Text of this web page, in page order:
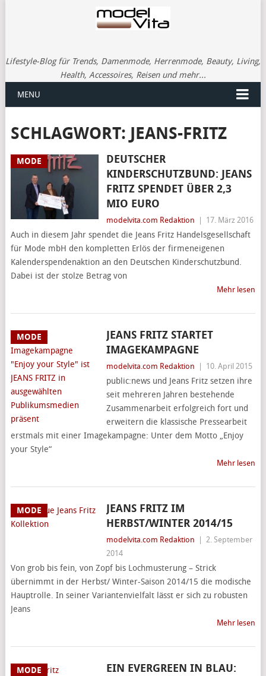
Lifestyle-Blog für Trends, Damenmode, Herrenmode, Beauty, Living,
Health, Accessoires, Reisen und mehr...
MENU
SCHLAGWORT: JEANS-FRITZ
MODE
DEUTSCHER
KINDERSCHUTZBUND: JEANS
FRITZ SPENDET ÜBER 2,3
MIO EURO
modelvita.com Redaktion 17. März 2016
Auch in diesem Jahr spendet die Jeans Fritz Handelsgesellschaft
für Mode mbH den kompletten Erlös der firmeneigenen
Kalenderspendenaktion an den Deutschen Kinderschutzbund.
Dabei ist der stolze Betrag von
Mehr lesen
MODE
JEANS FRITZ STARTET
IMAGEKAMPAGNE
modelvita.com Redaktion 10. April 2015
public:news und Jeans Fritz setzen ihre
seit mehreren Jahren bestehende
Zusammenarbeit erfolgreich fort und
erweitern die klassische Pressearbeit
erstmals mit einer Imagekampagne: Unter dem Motto „Enjoy
your Style“
Mehr lesen
MODE
JEANS FRITZ IM
HERBST/WINTER 2014/15
modelvita.com Redaktion
2. September
2014
Von grob bis fein, von Zopf bis Lochmusterung – Strick
übernimmt in der Herbst/ Winter-Saison 2014/15 die modische
Hauptrolle. In seiner Variantenvielfalt lässt er sich zu robusten
Jeans
Mehr lesen
MODE
EIN EVERGREEN IN BLAU: